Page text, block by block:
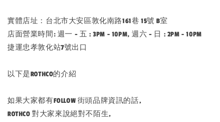
實體店址：台北市大安區敦化南路161巷 15號 B室
店面營業時間: 週一 - 五 : 3PM - 10PM, 週六 - 日 : 2PM - 10PM
捷運忠孝敦化站7號出口
以下是ROTHCO的介紹
如果大家都有FOLLOW 街頭品牌資訊的話,
ROTHCO 對大家來說絕對不陌生,